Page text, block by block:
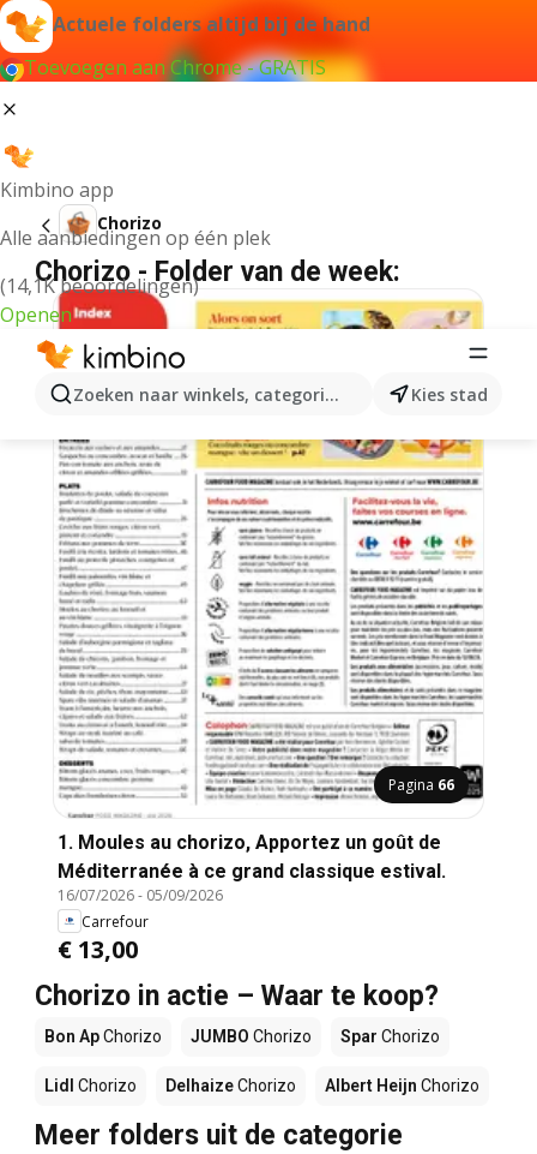
Actuele folders altijd bij de hand
Toevoegen aan Chrome - GRATIS
Kimbino app
Alle aanbiedingen op één plek
(14,1K beoordelingen)
Openen
Zoeken naar winkels, categorieën, producten...
Kies stad
Chorizo
Chorizo - Folder van de week:
Pagina 66
1. Moules au chorizo, Apportez un goût de
Méditerranée à ce grand classique estival.
16/07/2026- 05/09/2026
Carrefour
€ 13,00
Chorizo in actie – Waar te koop?
Bon ApChorizo JUMBO Chorizo Spar Chorizo
Lidl Chorizo DelhaizeChorizo Albert Heijn Chorizo
Meer folders uit de categorie